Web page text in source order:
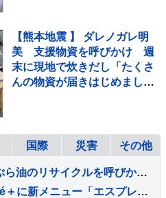
【熊本地震 】 ダレノガレ明
美 支援物資を呼びかけ 週
末に現地で炊きだし「たくさ
んの物資が届きはじめまし
国際 災害 その他
【 ごみ清掃芸人 】天ぷら油のリサイクルを呼びかけ「凝固剤を買うお金や有料袋の地域は油部分のごみが減るので、節約にも繋がりますよ！」【マシンガンズ滝沢】
ローソンのMACHI café＋に新メニュー「エスプレッソトニック」が登場